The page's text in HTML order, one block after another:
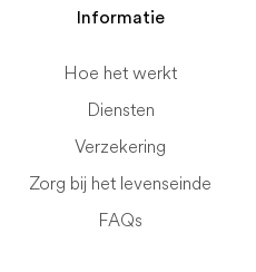
Informatie
Hoe het werkt
Diensten
Verzekering
Zorg bij het levenseinde
FAQs